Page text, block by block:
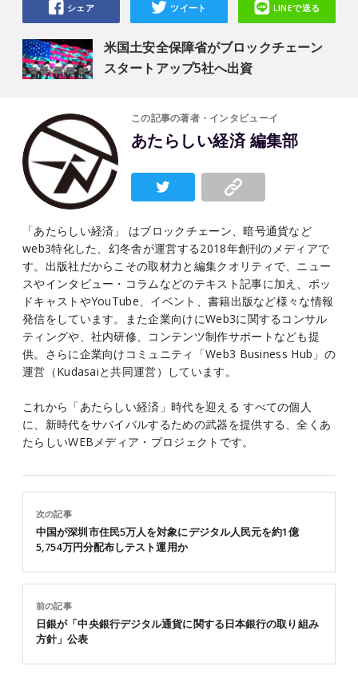
米国土安全保障省がブロックチェーン
スタートアップ5社へ出資
シェア ツイート LINEで送る
この記事の著者・インタビューイ
あたらしい経済 編集部
「あたらしい経済」 はブロックチェーン、暗号通貨など
web3特化した、幻冬舎が運営する2018年創刊のメディアで
す。出版社だからこその取材力と編集クオリティで、ニュー
スやインタビュー・コラムなどのテキスト記事に加え、ポッ
ドキャストやYouTube、イベント、書籍出版など様々な情報
発信をしています。また企業向けにWeb3に関するコンサル
ティングや、社内研修、コンテンツ制作サポートなども提
供。さらに企業向けコミュニティ「Web3 Business Hub」の
運営（Kudasaiと共同運営）しています。
これから「あたらしい経済」時代を迎える すべての個人
に、新時代をサバイバルするための武器を提供する、全くあ
たらしいWEBメディア・プロジェクトです。
前の記事
日銀が「中央銀行デジタル通貨に関する日本銀行の取り組み
方針」公表
次の記事
中国が深圳市住民5万人を対象にデジタル人民元を約1億
5,754万円分配布しテスト運用か